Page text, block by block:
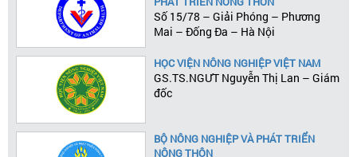
Số 15/78 – Giải Phóng – Phương
Mai – Đống Đa – Hà Nội
HỌC VIỆN NÔNG NGHIỆP VIỆT NAM
GS.TS.NGƯT Nguyễn Thị Lan – Giám
đốc
BỘ NÔNG NGHIỆP VÀ PHÁT TRIỂN
NÔNG THÔN